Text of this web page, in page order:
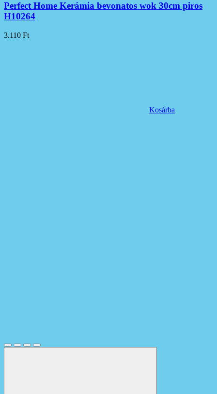
Perfect Home Kerámia bevonatos wok 30cm piros
H10264
3.110 Ft
Kosárba